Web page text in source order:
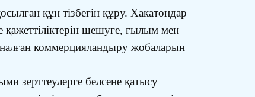
құн тізбегін құру. Хакатондар
шешуге, ғылым мен
коммерцияландыру жобаларын
зерттеулерге белсене қатысу